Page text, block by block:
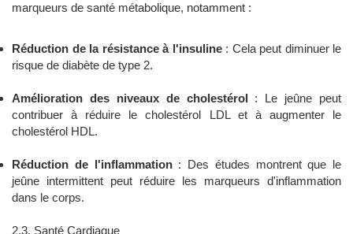
marqueurs de santé métabolique, notamment :
Réduction de la résistance à l'insuline: Cela peut diminuer le
risque de diabète de type 2.
Amélioration des niveaux de cholestérol : Le jeûne peut
contribuer à réduire le cholestérol LDL et à augmenter le
cholestérol HDL.
Réduction de l'inflammation: Des études montrent que le
jeûne intermittent peut réduire les marqueurs d'inflammation
dans le corps.
2.3. Santé Cardiaque